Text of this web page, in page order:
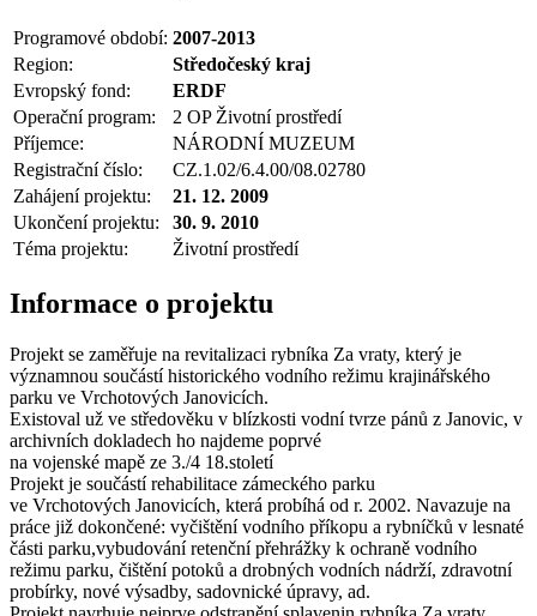
Programové období: 2007-2013
Region:
Středočeský kraj
Evropský fond:
ERDF
Operační program:
2 OP Životní prostředí
Příjemce:
NÁRODNÍ MUZEUM
Registrační číslo:
CZ.1.02/6.4.00/08.02780
Zahájení projektu:
21. 12. 2009
Ukončení projektu:
30. 9. 2010
Téma projektu:
Životní prostředí
Informace o projektu
Projekt se zaměřuje na revitalizaci rybníka Za vraty, který je
významnou součástí historického vodního režimu krajinářského
parku ve Vrchotových Janovicích.
Existoval už ve středověku v blízkosti vodní tvrze pánů z Janovic, v
archivních dokladech ho najdeme poprvé
na vojenské mapě ze 3./4 18.století
Projekt je součástí rehabilitace zámeckého parku
ve Vrchotových Janovicích, která probíhá od r. 2002. Navazuje na
práce již dokončené: vyčištění vodního příkopu a rybníčků v lesnaté
části parku,vybudování retenční přehrážky k ochraně vodního
režimu parku, čištění potoků a drobných vodních nádrží, zdravotní
probírky, nové výsadby, sadovnické úpravy, ad.